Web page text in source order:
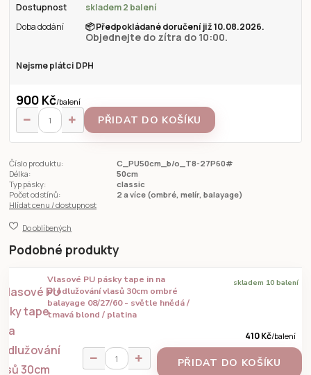
Dostupnost
skladem 2 balení
Doba dodání
📦Předpokládané doručení již 10.08.2026.
Objednejte do zítra do 10:00.
Nejsme plátci DPH
900 Kč/balení
PŘIDAT DO KOŠÍKU
Číslo produktu:
C_PU50cm_b/o_T8-27P60#
Délka:
50cm
Typ pásky:
classic
Počet odstínů:
2 a více (ombré, melír, balayage)
Hlídat cenu / dostupnost
Do oblíbených
Podobné produkty
Vlasové PU pásky tape in na
prodlužování vlasů 30cm ombré
balayage 08/27/60 - světle hnědá /
tmavá blond / platina
410 Kč/balení
skladem 10 balení
PŘIDAT DO KOŠÍKU